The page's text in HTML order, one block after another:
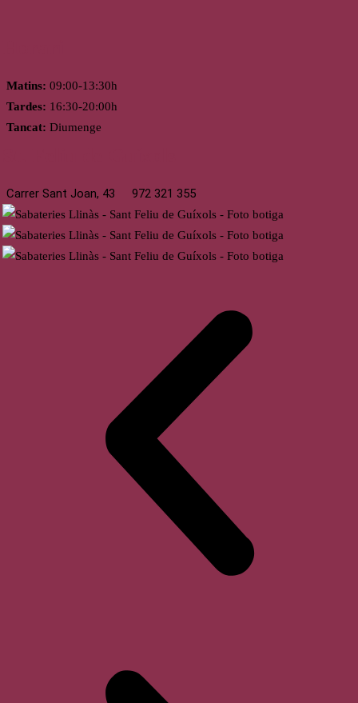
Matins: 09:00-13:30h
Tardes: 16:30-20:00h
Tancat: Diumenge
Carrer Sant Joan, 43 972 321 355